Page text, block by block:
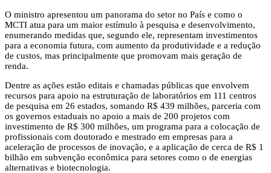
O ministro apresentou um panorama do setor no País e como o
MCTI atua para um maior estímulo à pesquisa e desenvolvimento,
enumerando medidas que, segundo ele, representam investimentos
para a economia futura, com aumento da produtividade e a redução
de custos, mas principalmente que promovam mais geração de
renda.
Dentre as ações estão editais e chamadas públicas que envolvem
recursos para apoio na estruturação de laboratórios em 111 centros
de pesquisa em 26 estados, somando R$ 439 milhões, parceria com
os governos estaduais no apoio a mais de 200 projetos com
investimento de R$ 300 milhões, um programa para a colocação de
profissionais com doutorado e mestrado em empresas para a
aceleração de processos de inovação, e a aplicação de cerca de R$ 1
bilhão em subvenção econômica para setores como o de energias
alternativas e biotecnologia.